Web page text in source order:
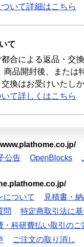
いて詳細はこちら
て
合による返品・交
商品開封後、または
換はお受けいたし
て詳しくはこちら
公告 OpenBlocks
について
見積書・
問
特定商取引法に
・科研費払い取引のご
ご注文の取り消し